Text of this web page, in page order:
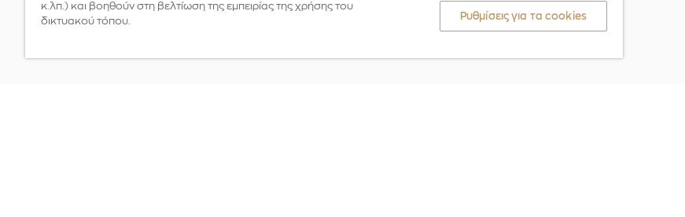
κ.λπ.) και βοηθούν στη βελτίωση της εμπειρίας της χρήσης του
δικτυακού τόπου.
Ρυθμίσεις για τα cookies